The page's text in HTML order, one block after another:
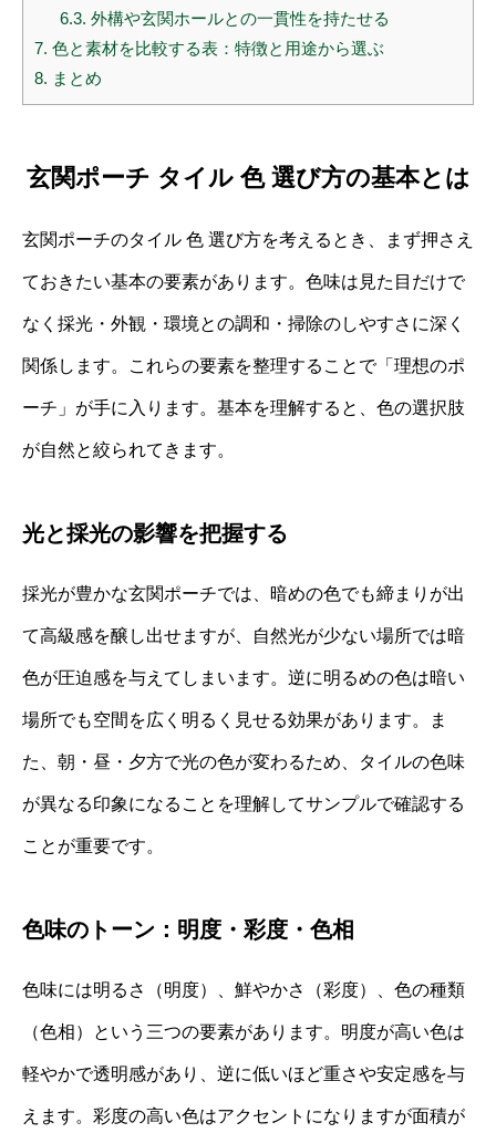
6.3. 外構や玄関ホールとの一貫性を持たせる
7. 色と素材を比較する表：特徴と用途から選ぶ
8. まとめ
玄関ポーチ タイル 色 選び方の基本とは
玄関ポーチのタイル 色 選び方を考えるとき、まず押さえ
ておきたい基本の要素があります。色味は見た目だけで
なく採光・外観・環境との調和・掃除のしやすさに深く
関係します。これらの要素を整理することで「理想のポ
ーチ」が手に入ります。基本を理解すると、色の選択肢
が自然と絞られてきます。
光と採光の影響を把握する
採光が豊かな玄関ポーチでは、暗めの色でも締まりが出
て高級感を醸し出せますが、自然光が少ない場所では暗
色が圧迫感を与えてしまいます。逆に明るめの色は暗い
場所でも空間を広く明るく見せる効果があります。ま
た、朝・昼・夕方で光の色が変わるため、タイルの色味
が異なる印象になることを理解してサンプルで確認する
ことが重要です。
色味のトーン：明度・彩度・色相
色味には明るさ（明度）、鮮やかさ（彩度）、色の種類
（色相）という三つの要素があります。明度が高い色は
軽やかで透明感があり、逆に低いほど重さや安定感を与
えます。彩度の高い色はアクセントになりますが面積が